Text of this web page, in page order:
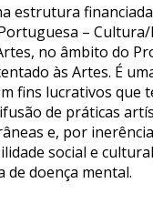
estrutura
–
no âmbito do
às Artes. É
fins lucrativos que
de práticas
e, por
social e
de doença mental.